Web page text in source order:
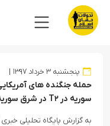
پنجشنبه ۳ خرداد ۱۳۹۷
حمله جنگنده های
سوریه در T۲ در شرق سوریه
به گزارش پایگاه تحلیلی